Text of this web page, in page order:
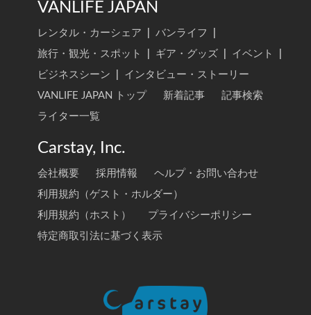
VANLIFE JAPAN
レンタル・カーシェア バンライフ
旅行・観光・スポット
ギア・グッズ イベント
ビジネスシーン
インタビュー・ストーリー
VANLIFE JAPAN トップ
新着記事
記事検索
ライター一覧
Carstay, Inc.
会社概要 採用情報
ヘルプ・お問い合わせ
利用規約（ゲスト・ホルダー）
利用規約（ホスト）
プライバシーポリシー
特定商取引法に基づく表示